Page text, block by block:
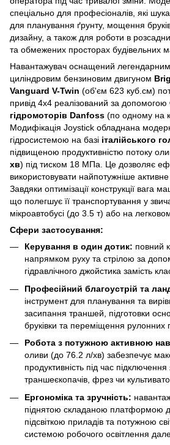
спеціально для професіоналів, які
для планування ґрунту, мощення
дизайну, а також для роботи в
та обмежених просторах будівельних
Навантажувач оснащений
циліндровим бензиновим двигуном
Vanguard V-Twin (об'єм 623 куб.см)
привід 4х4 реалізований за допомогою
гідромоторів Danfoss (по одному на
Модифікація Joystick обладнана
гідросистемою на базі італійського
підвищеною продуктивністю потоку
хв) під тиском 18 МПа. Це дозволяє
використовувати найпотужніше
Завдяки оптимізації конструкції вага
що полегшує її транспортування у
мікроавтобусі (до 3.5 т) або на
Сфери застосування:
Керування в один дотик: повний
напрямком руху та стрілою за
гідравлічного джойстика замість
Професійний благоустрій та
інструмент для планування та
засипання траншей, підготовки
бруківки та переміщення рулонних
Робота з потужною активною
оливи (до 76.2 л/хв) забезпечує
продуктивність під час підключення
траншеєкопачів, фрез чи
Ергономіка та зручність:
піднятою складаною платформою
підсвіткою приладів та потужною
системою робочого освітлення